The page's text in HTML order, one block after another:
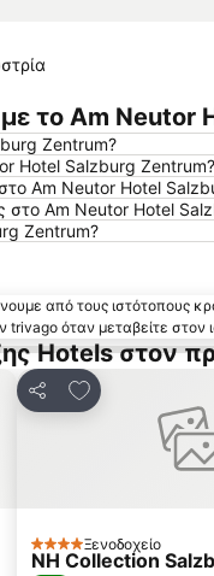
το Am Neutor
Zentrum?
Hotel Salzburg Zentrum?
Am Neutor Hotel
στο Am Neutor Hotel
Zentrum?
από τους ιστότοπους
trivago όταν μεταβείτε
Hotels στον
Κοινοποίηση
Προσθήκη στα
4 ΑστέριαΞενοδοχείο
NH Collection